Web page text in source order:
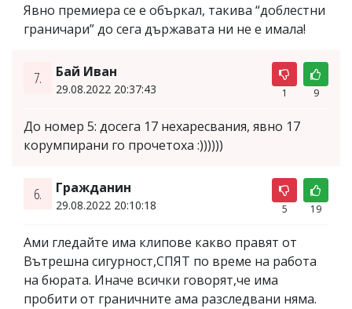
Явно премиера се е объркал, такива “доблестни
граничари” до сега държавата ни не е имала!
7. Бай Иван
29.08.2022 20:37:43 1 9
До номер 5: досега 17 нехаресвания, явно 17
корумпирани го прочетоха :))))))
6. Гражданин
29.08.2022 20:10:18 5 19
Ами гледайте има клипове какво правят от
Вътрешна сигурност,СПЯТ по време на работа
на бюрата. Иначе всички говорят,че има
пробити от граничните ама разследвани няма.